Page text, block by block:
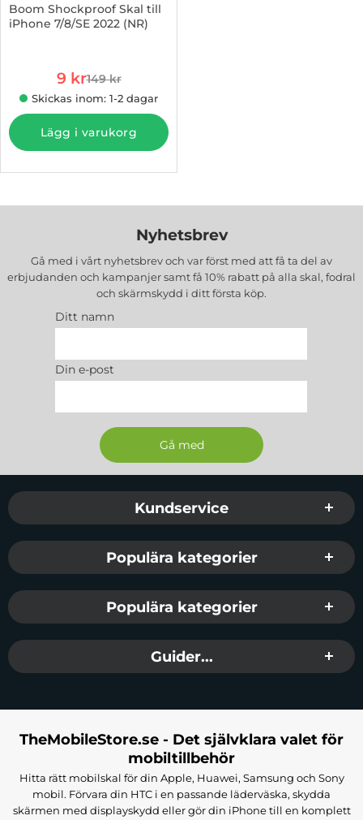
Boom Shockproof Skal till
iPhone 7/8/SE 2022 (NR)
rea pris
9 krtidigare pris
149 kr
Skickas inom: 1-2 dagar
Lägg i varukorg
Nyhetsbrev
Gå med i vårt nyhetsbrev och var först med att få ta del av
erbjudanden och kampanjer samt få 10% rabatt på alla skal, fodral
och skärmskydd i ditt första köp.
Ditt namn
Din e-post
Sidfot Blandad info och länkar
Kundservice
Populära kategorier
Populära kategorier
Guider...
TheMobileStore.se - Det självklara valet för
mobiltillbehör
Hitta rätt mobilskal för din Apple, Huawei, Samsung och Sony
mobil. Förvara din HTC i en passande läderväska, skydda
skärmen med displayskydd eller gör din iPhone till en komplett